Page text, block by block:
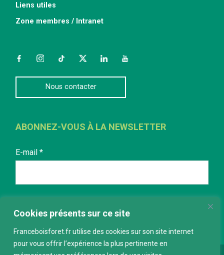
Cookies présents sur ce site
Franceboisforet.fr utilise des cookies sur son site internet
pour vous offrir l’expérience la plus pertinente en
Liens utiles
Zone membres / Intranet
FacebookInstagramTikTokTwitterLinkedInYouTube
Nous contacter
ABONNEZ-VOUS À LA NEWSLETTER
E-mail *